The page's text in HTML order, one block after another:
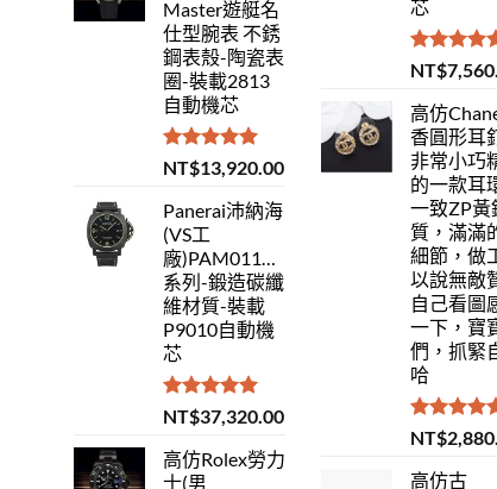
Master遊艇名
仕型腕表 不銹
鋼表殼-陶瓷表
圈-裝載2813
自動機芯
評分5.00
滿分 5
NT$13,920.00
Panerai沛納海
(VS工
廠)PAM01118Luminor
系列-鍛造碳纖
維材質-裝載
P9010自動機
芯
評分5.00
滿分 5
NT$37,320.00
高仿Rolex勞力
士(男
芯
評分 5.00
滿分 5
NT$
高仿
香圓形耳
非常小巧
的一款耳
一致ZP黃
質，滿滿
細節，做
以說無敵
自己看圖
一下，寶
們，抓緊
哈
評分 5.00
滿分 5
NT$
高仿古